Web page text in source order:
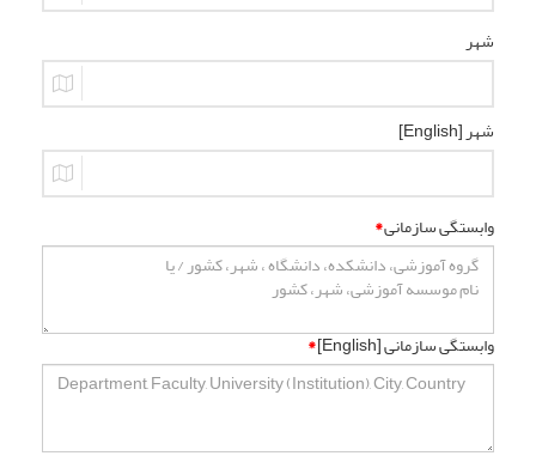
شهر
شهر [English]
وابستگی سازمانی*
وابستگی سازمانی [English] *